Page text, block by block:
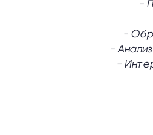
-
-
-
-